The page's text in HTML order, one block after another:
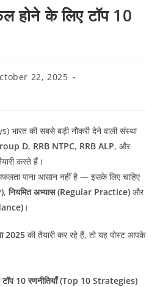
होने के लिए टॉप 10
22, 2025
भारत की सबसे बड़ी नौकरी देने वाली संस्था
D, RRB NTPC, RRB ALP, और
करते हैं।
पाना आसान नहीं है — इसके लिए चाहिए
,नियमित अभ्यास (Regular Practice) और
।
2025 की तैयारी कर रहे हैं, तो यह पोस्ट आपके
टॉप 10 रणनीतियाँ (Top 10 Strategies)